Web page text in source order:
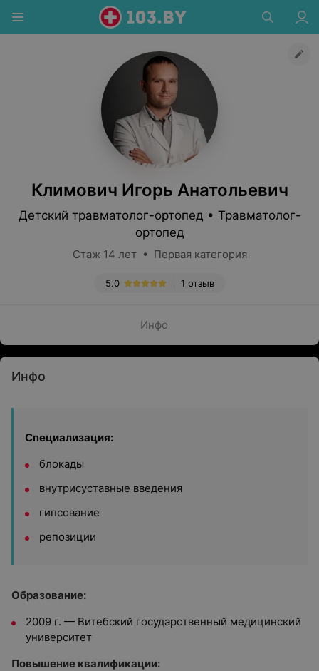
Климович Игорь Анатольевич
Детский травматолог-ортопед • Травматолог-
ортопед
Стаж 14 лет • Первая категория
1 отзыв
5.0
Инфо
Инфо
Специализация:
блокады
внутрисуставные введения
гипсование
репозиции
Образование:
2009 г. — Витебский государственный медицинский
университет
Повышение квалификации: